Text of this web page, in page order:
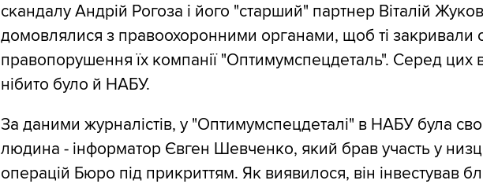
скандалу Андрій Рогоза і його "старший" партнер Віталій
домовлялися з правоохоронними органами, щоб ті закривали
правопорушення їх компанії "Оптимумспецдеталь". Серед цих
нібито було й НАБУ.
За даними журналістів, у "Оптимумспецдеталі" в НАБУ була
людина - інформатор Євген Шевченко, який брав участь у
операцій Бюро під прикриттям. Як виявилося, він інвестував